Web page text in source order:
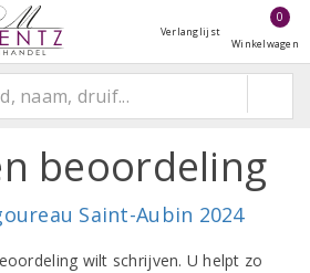
Verlanglijst
0
Winkelwagen
beoordeling
Saint-Aubin 2024
wilt schrijven. U helpt zo